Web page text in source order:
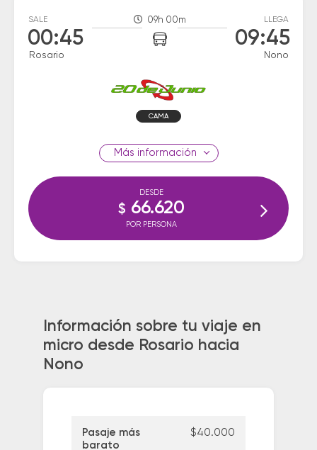
SALE
00:45
Rosario
09h 00m LLEGA
09:45
Nono
CAMA
información
DESDE
$ 66.620
POR PERSONA
Información sobre tu viaje en
micro desde Rosario hacia
Nono
Pasaje más
barato
$40.000